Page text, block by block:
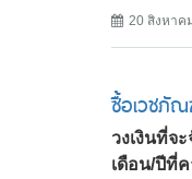
20 สิงหาค
ซื้อเวชภั
วงเงินที่จ
เดือน/ปีที่